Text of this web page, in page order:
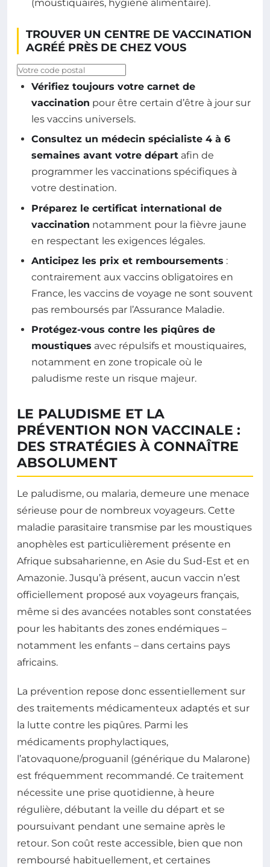
(moustiquaires, hygiène alimentaire).
TROUVER UN CENTRE DE VACCINATION
AGRÉÉ PRÈS DE CHEZ VOUS
Code postal
Vérifiez toujours votre carnet de
vaccination pour être certain d’être à jour sur
les vaccins universels.
Consultez un médecin spécialiste 4 à 6
semaines avant votre départ afin de
programmer les vaccinations spécifiques à
votre destination.
Préparez le certificat international de
vaccination notamment pour la fièvre jaune
en respectant les exigences légales.
Anticipez les prix et remboursements :
contrairement aux vaccins obligatoires en
France, les vaccins de voyage ne sont souvent
pas remboursés par l’Assurance Maladie.
Protégez-vous contre les piqûres de
moustiques avec répulsifs et moustiquaires,
notamment en zone tropicale où le
paludisme reste un risque majeur.
LE PALUDISME ET LA
PRÉVENTION NON VACCINALE :
DES STRATÉGIES À CONNAÎTRE
ABSOLUMENT
Le paludisme, ou malaria, demeure une menace
sérieuse pour de nombreux voyageurs. Cette
maladie parasitaire transmise par les moustiques
anophèles est particulièrement présente en
Afrique subsaharienne, en Asie du Sud-Est et en
Amazonie. Jusqu’à présent, aucun vaccin n’est
officiellement proposé aux voyageurs français,
même si des avancées notables sont constatées
pour les habitants des zones endémiques –
notamment les enfants – dans certains pays
africains.
La prévention repose donc essentiellement sur
des traitements médicamenteux adaptés et sur
la lutte contre les piqûres. Parmi les
médicaments prophylactiques,
l’atovaquone/proguanil (générique du Malarone)
est fréquemment recommandé. Ce traitement
nécessite une prise quotidienne, à heure
régulière, débutant la veille du départ et se
poursuivant pendant une semaine après le
retour. Son coût reste accessible, bien que non
remboursé habituellement, et certaines